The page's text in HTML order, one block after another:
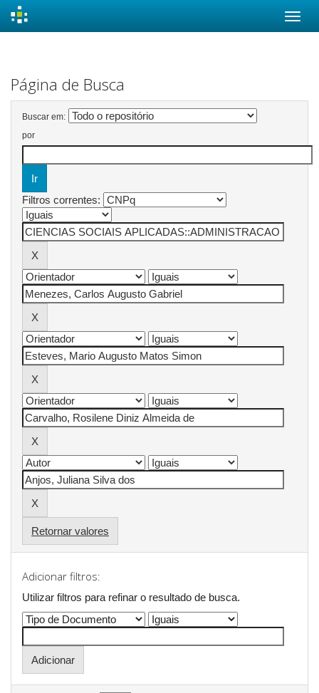
Página de Busca
Buscar em:
por
Filtros correntes:
Retornar valores
Adicionar filtros:
Utilizar filtros para refinar o resultado de busca.